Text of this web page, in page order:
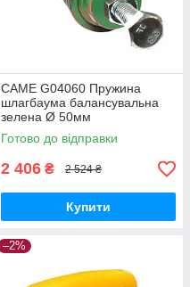
CAME G04060 Пружина
шлагбаума балансувальна
зелена Ø 50мм
Готово до відправки
2 406 ₴ 2 524 ₴
Купити
–2%